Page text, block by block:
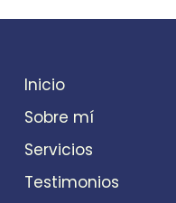
Inicio
Sobre mí
Servicios
Testimonios